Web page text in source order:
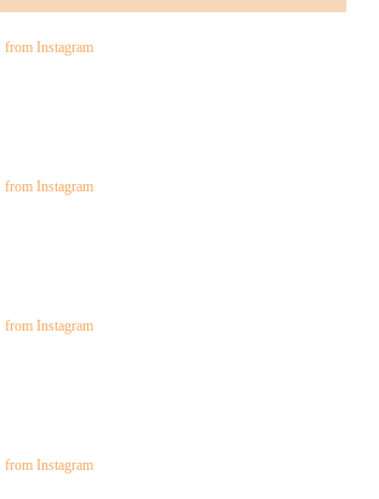
from Instagram
from Instagram
from Instagram
from Instagram